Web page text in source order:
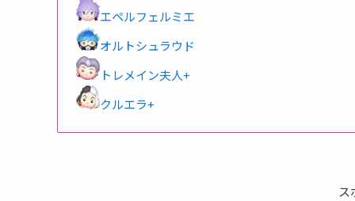
エペルフェルミエ
オルトシュラウド
トレメイン夫人+
クルエラ+
ス